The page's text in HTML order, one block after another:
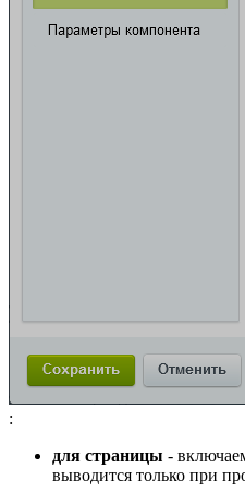
:
для страницы -
выводится только при